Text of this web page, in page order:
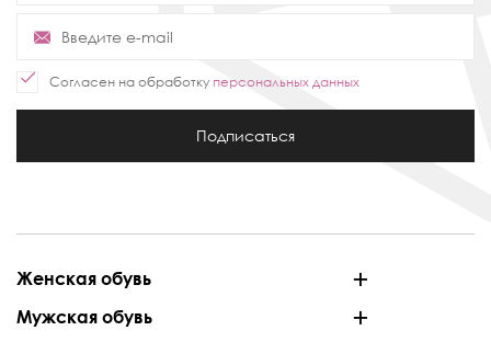
Согласен на обработку персональных данных
Подписаться
Женская обувь
Мужская обувь